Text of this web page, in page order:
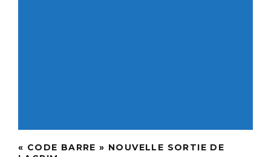
« CODE BARRE » NOUVELLE SORTIE DE